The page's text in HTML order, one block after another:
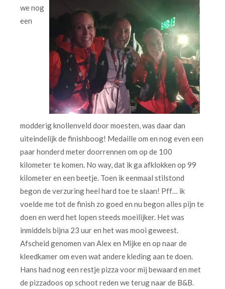
we nog
een
modderig knollenveld door moesten, was daar dan
uiteindelijk de finishboog! Medaille om en nog even een
paar honderd meter doorrennen om op de 100
kilometer te komen. No way, dat ik ga afklokken op 99
kilometer en een beetje. Toen ik eenmaal stilstond
begon de verzuring heel hard toe te slaan! Pff… ik
voelde me tot de finish zo goed en nu begon alles pijn te
doen en werd het lopen steeds moeilijker. Het was
inmiddels bijna 23 uur en het was mooi geweest.
Afscheid genomen van Alex en Mijke en op naar de
kleedkamer om even wat andere kleding aan te doen.
Hans had nog een restje pizza voor mij bewaard en met
de pizzadoos op schoot reden we terug naar de B&B.